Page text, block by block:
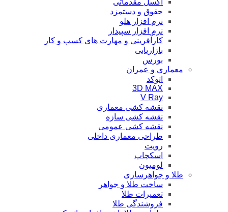
حقوق و دستمزد
نرم افزار هلو
نرم افزار سپیدار
کارآفرینی و مهارت های کسب و کار
بازاریابی
بورس
معماری و عمران
اتوکد
3D MAX
V Ray
نقشه کشی معماری
نقشه کشی سازه
نقشه کشی عمومی
طراحی معماری داخلی
رویت
اسکچاپ
لومیون
طلا و جواهرسازی
ساخت طلا و جواهر
تعمیرات طلا
فروشندگی طلا